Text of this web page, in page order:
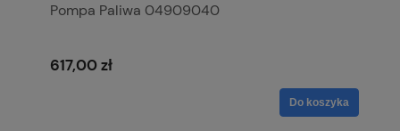
Pompa Paliwa 04909040
617,00 zł
Do koszyka